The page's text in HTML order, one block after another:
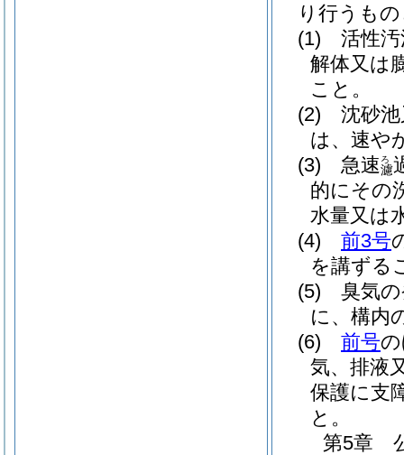
り行うも
(1)
活性
解体又は
こと。
(2)
沈砂
は、速や
(3)
急速濾
ろ
的にその
水量又は
(4)
前3号
を講ずる
(5)
臭気
に、構内
(6)
前号
気、排液
保護に支
と。
第5章